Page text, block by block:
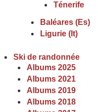
Ténerife
Baléares (Es)
Ligurie (It)
Ski de randonnée
Albums 2025
Albums 2021
Albums 2019
Albums 2018